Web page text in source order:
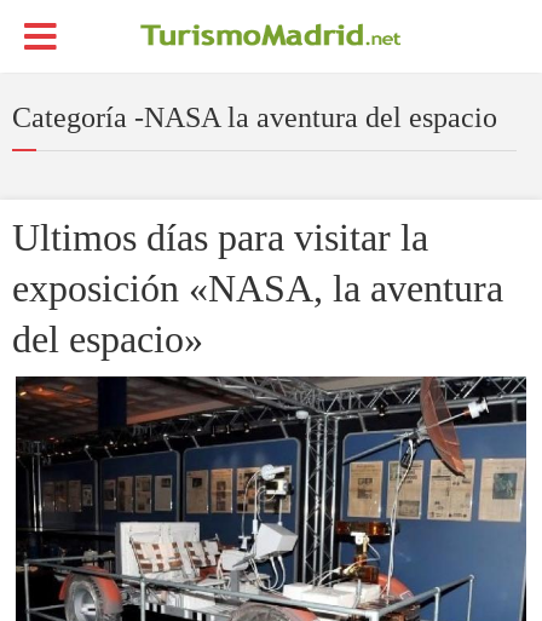
Categoría -NASA la aventura del espacio
Ultimos días para visitar la
exposición «NASA, la aventura
del espacio»